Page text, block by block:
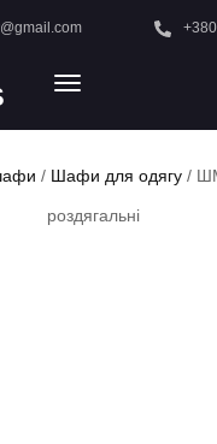
TOGGLE
/ Шафи для одягу/
роздягальні